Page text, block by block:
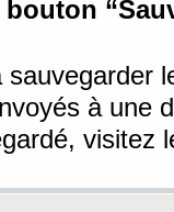
bouton
sauvegarder
à une
visitez